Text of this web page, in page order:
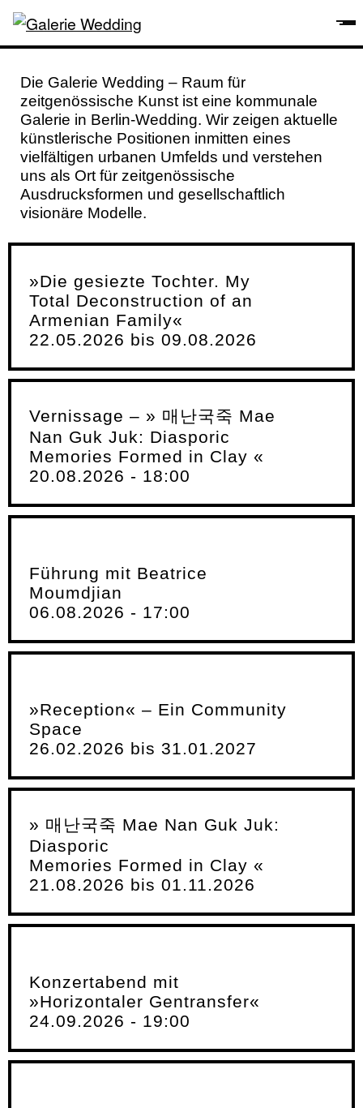
Die Galerie Wedding – Raum für
zeitgenössische Kunst ist eine kommunale
Galerie in Berlin-Wedding. Wir zeigen aktuelle
künstlerische Positionen inmitten eines
vielfältigen urbanen Umfelds und verstehen
uns als Ort für zeitgenössische
Ausdrucksformen und gesellschaftlich
visionäre Modelle.
»Die gesiezte Tochter. My
Total Deconstruction of an
Armenian Family«
22.05.2026 bis 09.08.2026
Vernissage – » 매난국죽 Mae
Nan Guk Juk: Diasporic
Memories Formed in Clay «
20.08.2026 - 18:00
Führung mit Beatrice
Moumdjian
06.08.2026 - 17:00
»Reception« – Ein Community
Space
26.02.2026 bis 31.01.2027
» 매난국죽 Mae Nan Guk Juk:
Diasporic
Memories Formed in Clay «
21.08.2026 bis 01.11.2026
Konzertabend mit
»Horizontaler Gentransfer«
24.09.2026 - 19:00